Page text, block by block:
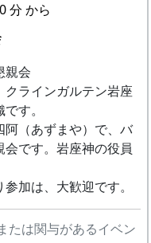
点で左折。少し行
見ながら、右折し
。
）
の中を通
自持参）
さんさくゲーム
験
ベキュー + 蕎
棚田コンサート
分 から
親会
クラインガルテン岩座
す。
（あずまや）で、バ
です。岩座神の役員
加は、大歓迎です。
たは関与があるイベン